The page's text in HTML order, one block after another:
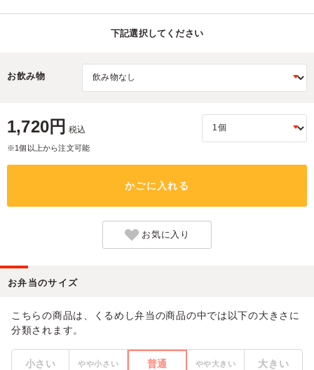
下記選択してください
お飲み物
1,720円 税込
※1個以上から注文可能
かごに入れる
お気に入り
お弁当のサイズ
こちらの商品は、くるめし弁当の商品の中では以下の大きさに
分類されます。
小さい やや小さい 普通 やや大きい 大きい